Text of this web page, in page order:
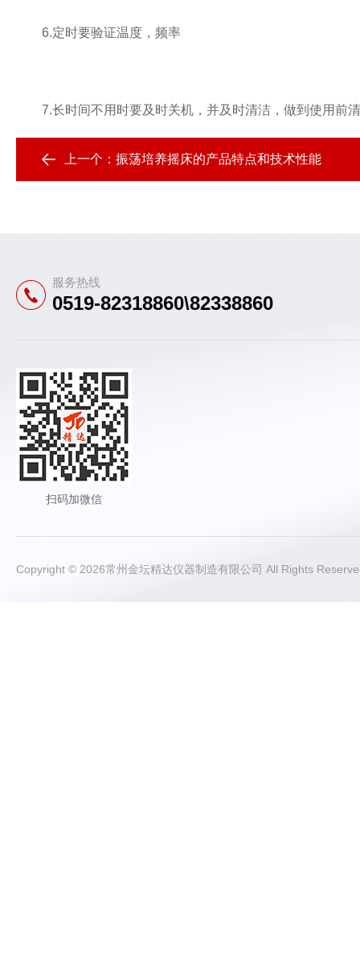
6.定时要验证温度，频率
7.长时间不用时要及时关机，并及时清洁，做到使用前
上一个： 振荡培养摇床的产品特点和技术性能
服务热线
0519-82318860\82338860
扫码加微信
Copyright © 2026常州金坛精达仪器制造有限公司 All Rights